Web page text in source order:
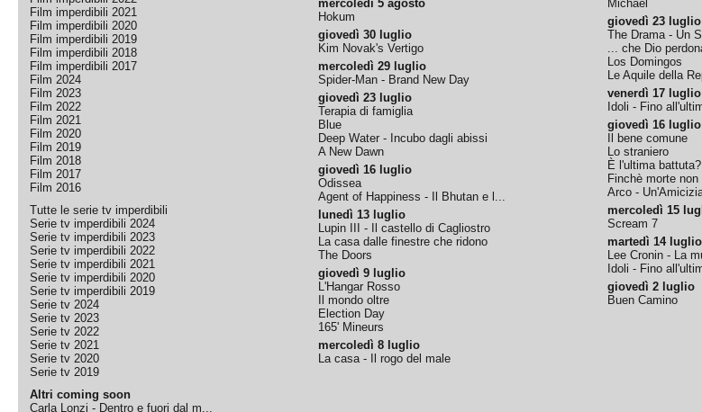
Film imperdibili 2021
Film imperdibili 2020
Film imperdibili 2019
Film imperdibili 2018
Film imperdibili 2017
Film 2024
Film 2023
Film 2022
Film 2021
Film 2020
Film 2019
Film 2018
Film 2017
Film 2016
Tutte le serie tv imperdibili
Serie tv imperdibili 2024
Serie tv imperdibili 2023
Serie tv imperdibili 2022
Serie tv imperdibili 2021
Serie tv imperdibili 2020
Serie tv imperdibili 2019
Serie tv 2024
Serie tv 2023
Serie tv 2022
Serie tv 2021
Serie tv 2020
Serie tv 2019
Altri coming soon
Carla Lonzi - Dentro e fuori dal m...
mercoledì 5 agosto
Hokum
giovedì 30 luglio
Kim Novak's Vertigo
mercoledì 29 luglio
Spider-Man - Brand New Day
giovedì 23 luglio
Terapia di famiglia
Blue
Deep Water - Incubo dagli abissi
A New Dawn
giovedì 16 luglio
Odissea
Agent of Happiness - Il Bhutan e l...
lunedì 13 luglio
Lupin III - Il castello di Cagliostro
La casa dalle finestre che ridono
The Doors
giovedì 9 luglio
L'Hangar Rosso
Il mondo oltre
Election Day
165' Mineurs
mercoledì 8 luglio
La casa - Il rogo del male
Michael
giovedì 23 luglio
The Drama - Un
... che Dio
Los Domingos
Le Aquile della
venerdì 17 luglio
Idoli - Fino
giovedì 16 luglio
Il bene comune
Lo straniero
È l'ultima battuta?
Finchè morte
Arco -
mercoledì 15
Scream 7
martedì 14 luglio
Lee Cronin - La
Idoli - Fino
giovedì 2 luglio
Buen Camino